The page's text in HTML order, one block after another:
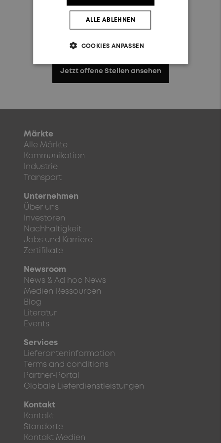
zu starten?
Jetzt offene Stellen ansehen
Märkte
Alle Märkte
Kommunikation
Industrie
Transport
Unternehmen
Über uns
Investoren
Nachhaltigkeit
Jobs und Karriere
Zertifikate
Newsroom
News & Ad hoc News
Medien Ressourcen
Blog
Literatur
Events
Services
Lieferanteninformation
Terms and conditions
Partner-Portal
Globale Lieferdienstleistungen
Kontakt
Kontakt
Standorte
Kontakt Medien
ALLE ABLEHNEN
COOKIES ANPASSEN